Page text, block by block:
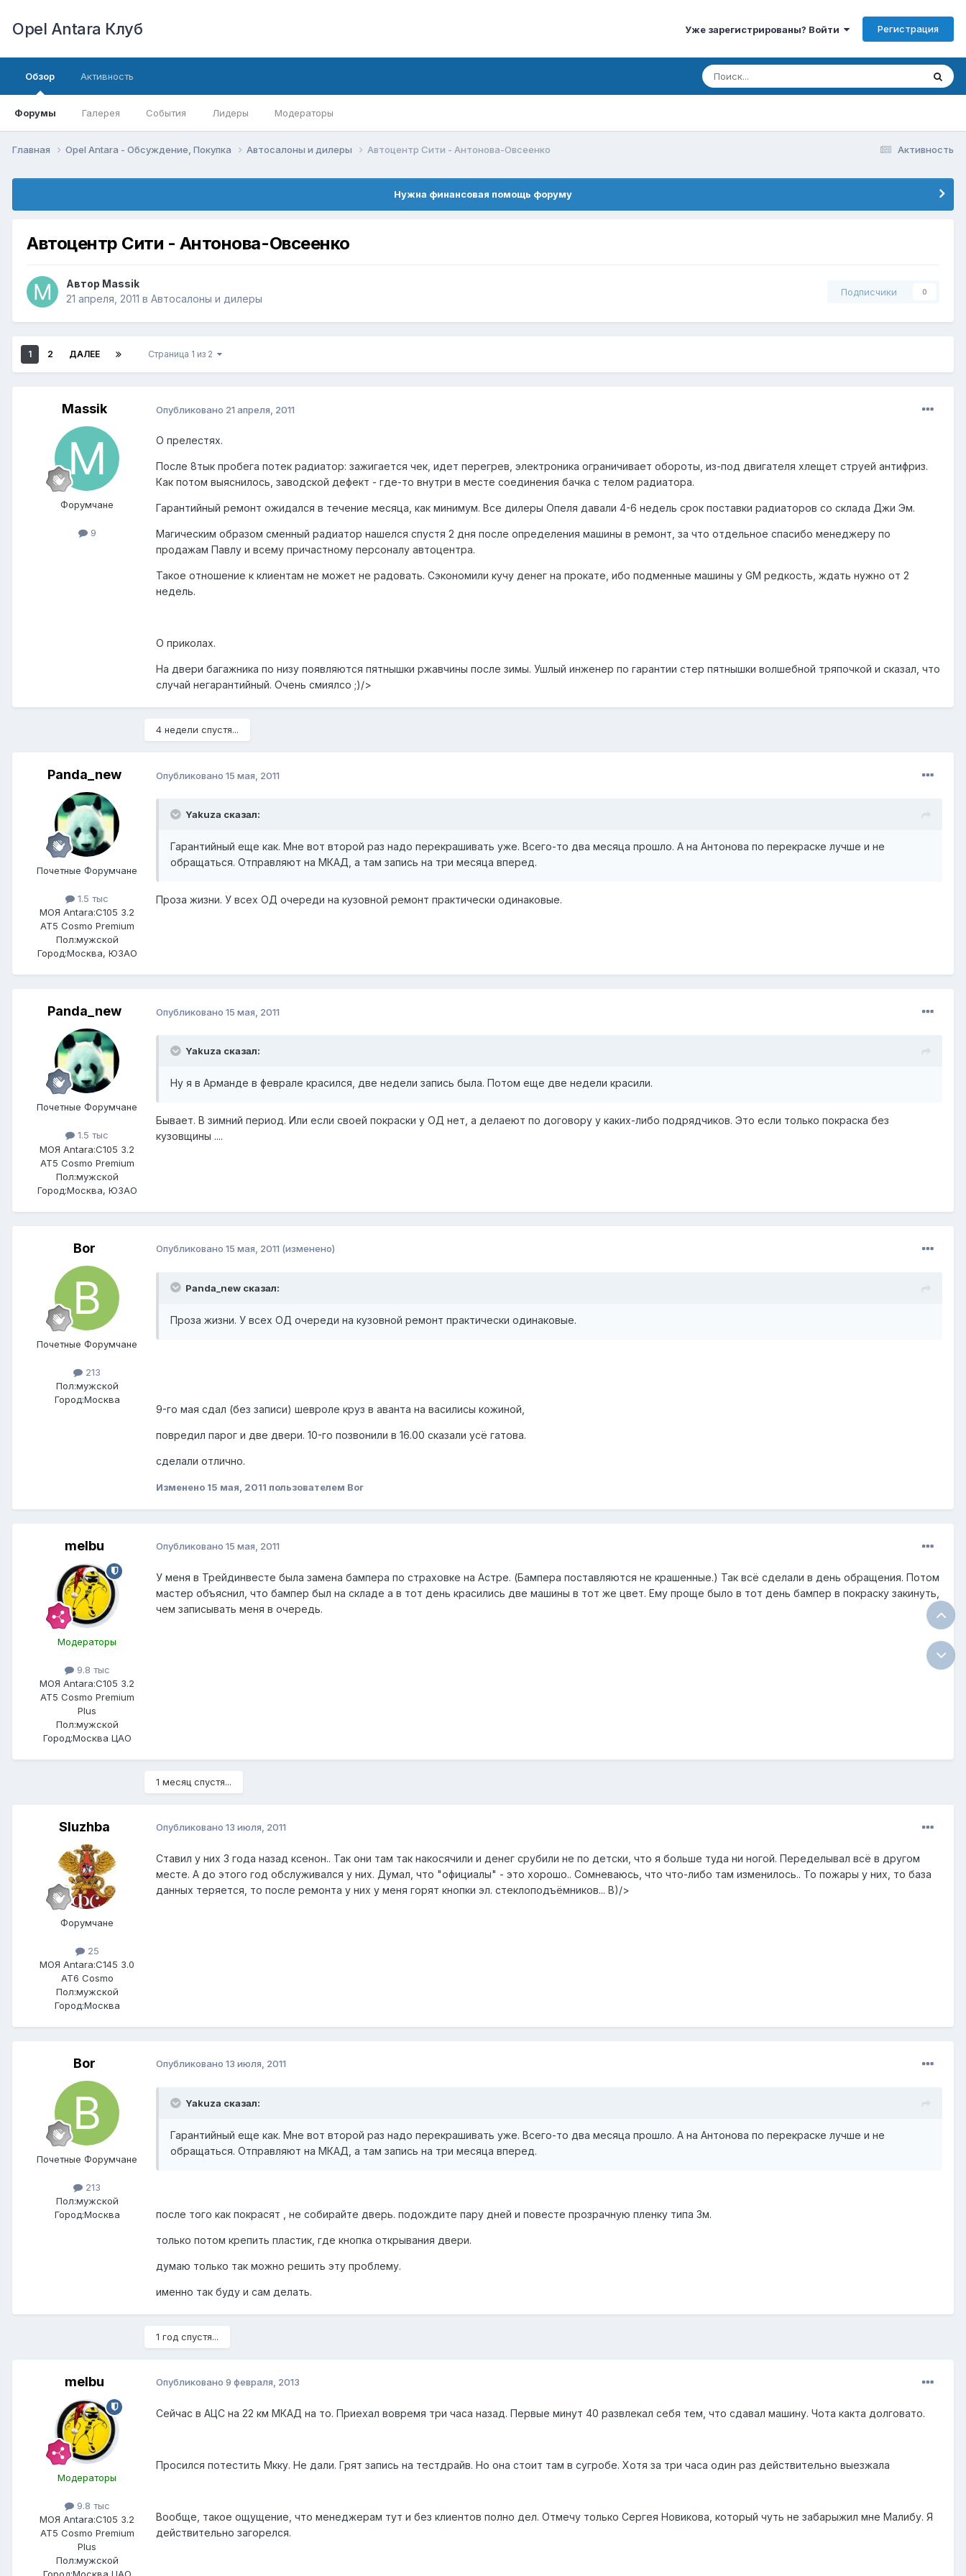
Opel Antara Клуб Уже зарегистрированы? Войти Регистрация
Обзор
Форумы Галерея События Лидеры Модераторы
Активность
Активность
Главная Opel Antara - Обсуждение, Покупка Автосалоны и дилеры Автоцентр Сити - Антонова-Овсеенко
Нужна финансовая помощь форуму
Автоцентр Сити - Антонова-Овсеенко
Автор Massik
21 апреля, 2011 в Автосалоны и дилеры
Подписчики 0
1 2 ДАЛЕЕ Страница 1 из 2
Massik
Форумчане
9
Опубликовано 21 апреля, 2011
О прелестях.
После 8тык пробега потек радиатор: зажигается чек, идет перегрев, электроника ограничивает обороты, из-под двигателя хлещет струей антифриз.
Как потом выяснилось, заводской дефект - где-то внутри в месте соединения бачка с телом радиатора.
Гарантийный ремонт ожидался в течение месяца, как минимум. Все дилеры Опеля давали 4-6 недель срок поставки радиаторов со склада Джи Эм.
Магическим образом сменный радиатор нашелся спустя 2 дня после определения машины в ремонт, за что отдельное спасибо менеджеру по
продажам Павлу и всему причастному персоналу автоцентра.
Такое отношение к клиентам не может не радовать. Сэкономили кучу денег на прокате, ибо подменные машины у GM редкость, ждать нужно от 2
недель.
О приколах.
На двери багажника по низу появляются пятнышки ржавчины после зимы. Ушлый инженер по гарантии стер пятнышки волшебной тряпочкой и сказал, что
случай негарантийный. Очень смиялсо ;)/>
4 недели спустя...
Panda_new
Почетные Форумчане
1.5 тыс
МОЯ Antara:C105 3.2
AT5 Cosmo Premium
Пол:мужской
Город:Москва, ЮЗАО
Опубликовано 15 мая, 2011
Yakuza сказал:
Гарантийный еще как. Мне вот второй раз надо перекрашивать уже. Всего-то два месяца прошло. А на Антонова по перекраске лучше и не
обращаться. Отправляют на МКАД, а там запись на три месяца вперед.
Проза жизни. У всех ОД очереди на кузовной ремонт практически одинаковые.
Panda_new
Почетные Форумчане
1.5 тыс
МОЯ Antara:C105 3.2
AT5 Cosmo Premium
Пол:мужской
Город:Москва, ЮЗАО
Опубликовано 15 мая, 2011
Yakuza сказал:
Ну я в Арманде в феврале красился, две недели запись была. Потом еще две недели красили.
Бывает. В зимний период. Или если своей покраски у ОД нет, а делаеют по договору у каких-либо подрядчиков. Это если только покраска без
кузовщины ....
Bor
Почетные Форумчане
213
Пол:мужской
Город:Москва
Опубликовано 15 мая, 2011 (изменено)
Panda_new сказал:
Проза жизни. У всех ОД очереди на кузовной ремонт практически одинаковые.
9-го мая сдал (без записи) шевроле круз в аванта на василисы кожиной,
повредил парог и две двери. 10-го позвонили в 16.00 сказали усё гатова.
сделали отлично.
Изменено 15 мая, 2011 пользователем Bor
melbu
Модераторы
9.8 тыс
МОЯ Antara:C105 3.2
AT5 Cosmo Premium
Plus
Пол:мужской
Город:Москва ЦАО
Опубликовано 15 мая, 2011
У меня в Трейдинвесте была замена бампера по страховке на Астре. (Бампера поставляются не крашенные.) Так всё сделали в день обращения. Потом
мастер объяснил, что бампер был на складе а в тот день красились две машины в тот же цвет. Ему проще было в тот день бампер в покраску закинуть,
чем записывать меня в очередь.
1 месяц спустя...
Sluzhba
Форумчане
25
МОЯ Antara:C145 3.0
AT6 Cosmo
Пол:мужской
Город:Москва
Опубликовано 13 июля, 2011
Ставил у них 3 года назад ксенон.. Так они там так накосячили и денег срубили не по детски, что я больше туда ни ногой. Переделывал всё в другом
месте. А до этого год обслуживался у них. Думал, что "официалы" - это хорошо.. Сомневаюсь, что что-либо там изменилось.. То пожары у них, то база
данных теряется, то после ремонта у них у меня горят кнопки эл. стеклоподъёмников... B)/>
Bor
Почетные Форумчане
213
Пол:мужской
Город:Москва
Опубликовано 13 июля, 2011
Yakuza сказал:
Гарантийный еще как. Мне вот второй раз надо перекрашивать уже. Всего-то два месяца прошло. А на Антонова по перекраске лучше и не
обращаться. Отправляют на МКАД, а там запись на три месяца вперед.
после того как покрасят , не собирайте дверь. подождите пару дней и повесте прозрачную пленку типа 3м.
только потом крепить пластик, где кнопка открывания двери.
думаю только так можно решить эту проблему.
именно так буду и сам делать.
1 год спустя...
melbu
Модераторы
9.8 тыс
МОЯ Antara:C105 3.2
AT5 Cosmo Premium
Plus
Пол:мужской
Опубликовано 9 февраля, 2013
Сейчас в АЦС на 22 км МКАД на то. Приехал вовремя три часа назад. Первые минут 40 развлекал себя тем, что сдавал машину. Чота какта долговато.
Просился потестить Мкку. Не дали. Грят запись на тестдрайв. Но она стоит там в сугробе. Хотя за три часа один раз действительно выезжала
Вообще, такое ощущение, что менеджерам тут и без клиентов полно дел. Отмечу только Сергея Новикова, который чуть не забарыжил мне Малибу. Я
действительно загорелся.